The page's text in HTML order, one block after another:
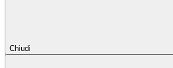
Chiudi